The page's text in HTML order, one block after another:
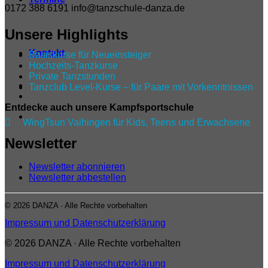
Kontakt
0172 388 6191 info@tanzschule-danza.de
Unsere Highlights
Basiskurse für Neueinsteiger
Hochzeits-Tanzkurse
Private Tanzstunden
Tanzclub Level‑Kurse – für Paare mit Vorkenntnissen
Entdecke auch unsere Kampfsportschule

WingTsun Vaihingen für Kids, Teens und Erwachsene
Newsletter
Newsletter abonnieren
Newsletter abbestellen
© 2026 DANZA · Alle Rechte vorbehalten
Impressum und Datenschutzerklärung
© 2026 DANZA · Alle Rechte vorbehalten
Impressum und Datenschutzerklärung